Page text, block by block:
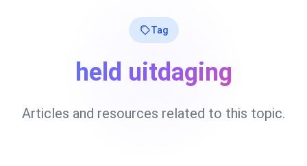
Tag
held uitdaging
Articles and resources related to this topic.